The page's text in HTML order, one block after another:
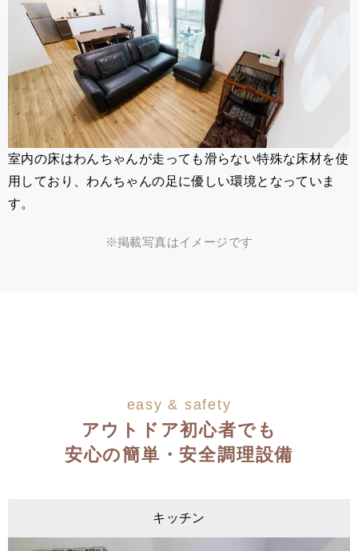
室内の床はわんちゃんが走っても滑らない特殊な床材を使
用しており、わんちゃんの足に優しい環境となっていま
す。
※掲載写真はイメージです
easy & safety
アウトドア初心者でも
安心の簡単・安全調理設備
キッチン